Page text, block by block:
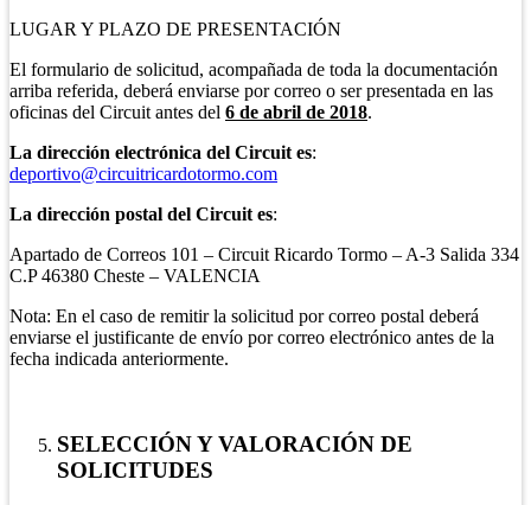
LUGAR Y PLAZO DE PRESENTACIÓN
El formulario de solicitud, acompañada de toda la documentación
arriba referida, deberá enviarse por correo o ser presentada en las
oficinas del Circuit antes del 6 de abril de 2018.
La dirección electrónica del Circuit es:
deportivo@circuitricardotormo.com
La dirección postal del Circuit es:
Apartado de Correos 101 – Circuit Ricardo Tormo – A-3 Salida 334
C.P 46380 Cheste – VALENCIA
Nota: En el caso de remitir la solicitud por correo postal deberá
enviarse el justificante de envío por correo electrónico antes de la
fecha indicada anteriormente.
SELECCIÓN Y VALORACIÓN DE
SOLICITUDES